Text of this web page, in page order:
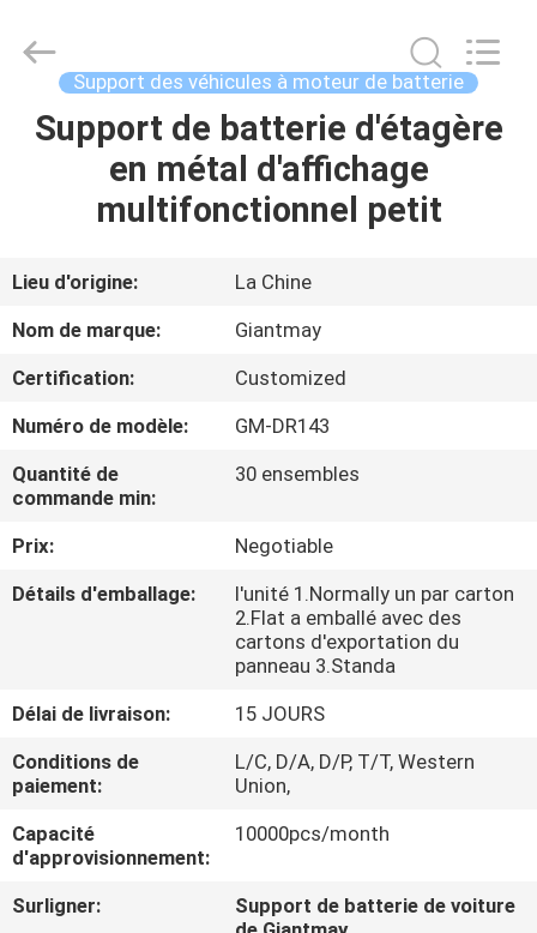
MAISON
PRODUITS
AU
SUJET
DE
VISITE
CONTRÔLE
CONTACTEZ-
NOUS
NOUVELLES
Fournisseur.
Copyright
fsgiantmay.com.
Support des véhicules à moteur de batterie
Support de batterie d'étagère
en métal d'affichage
multifonctionnel petit
Lieu d'origine:
La Chine
Nom de marque:
Giantmay
Certification:
Customized
Numéro de modèle:
GM-DR143
Quantité de
commande min:
30 ensembles
Prix:
Negotiable
Détails d'emballage:
l'unité 1.Normally un par carton
2.Flat a emballé avec des
cartons d'exportation du
panneau 3.Standa
Délai de livraison:
15 JOURS
Conditions de
paiement:
L/C, D/A, D/P, T/T, Western
Union,
Capacité
d'approvisionnement:
10000pcs/month
Surligner:
Support de batterie de voiture